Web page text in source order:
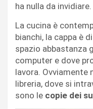
ha nulla da invidiare.
La cucina è
bianchi, la cappa è
spazio abbastanza
computer e dove
lavora. Ovviamente
libreria, dove si
sono le copie dei